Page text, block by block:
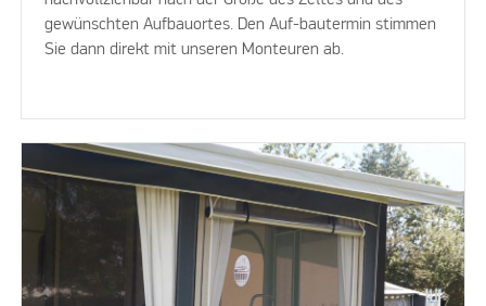
gewünschten Aufbauortes. Den Auf-bautermin stimmen
Sie dann direkt mit unseren Monteuren ab.